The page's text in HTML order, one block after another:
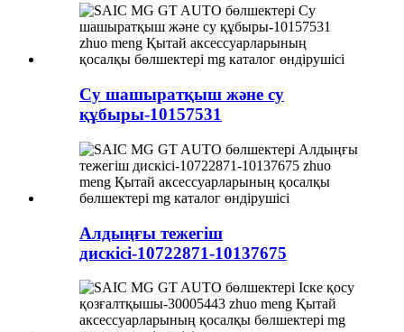
Су шашыратқыш және су
құбыры-10157531
Алдыңғы тежегіш
дискісі-10722871-10137675